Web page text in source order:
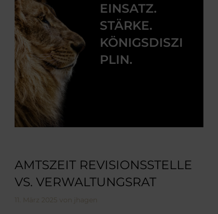
EINSATZ.
STÄRKE.
KÖNIGSDISZI
PLIN.
AMTSZEIT REVISIONSSTELLE
VS. VERWALTUNGSRAT
11. März 2025 von jhagen